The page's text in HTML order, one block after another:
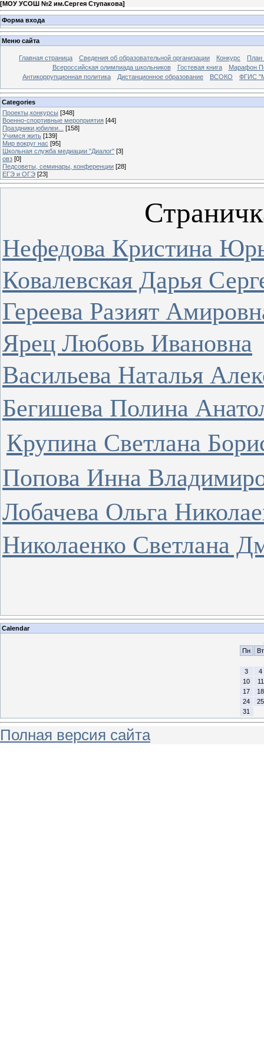
[МОУ УСОШ №2 им.Сергея Ступакова]
Форма входа
Меню сайта
Главная страница Сведения об образовательной организации Конкурс
Всероссийская олимпиада школьников
Гостевая книга
Марафон
Антикоррупционная политика
Дистанционное образование ВСОКО ФГИС
Categories
Проекты,конкурсы [348]
Военно-спортивные мероприятия [44]
Праздники,юбилеи...
[158]
Учимся жить [139]
Мир вокруг нас [95]
Школьная служба медиации "Диалог" [3]
овз [0]
Педсоветы, семинары, конференции [28]
ЕГЭ и ОГЭ [23]
Нефедова Кристина
Ковалевская Дарья
Гереева Разият
Ярец Любовь Ивановна
Васильева Наталья
Бегишева Полина
Крупина Светлана
Попова Инна
Лобачева Ольга
Николаенко Светлана
Calendar
Пн
Вт
3
4
10
11
17
18
24
25
31
Полная версия сайта